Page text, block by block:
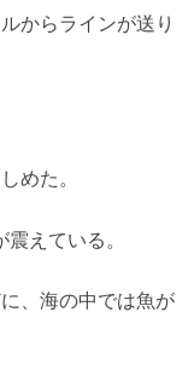
からラインが送り
めた。
えている。
、海の中では魚が